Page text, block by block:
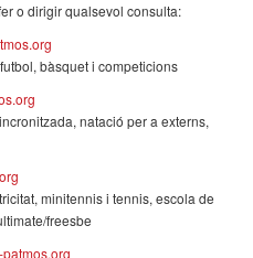
o dirigir qualsevol consulta:
bàsquet i competicions
natació per a externs,
minitennis i tennis, escola de
freesbe